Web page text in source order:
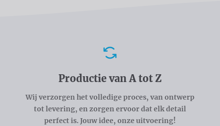
Productie van A tot Z
Wij verzorgen het volledige proces, van ontwerp
tot levering, en zorgen ervoor dat elk detail
perfect is. Jouw idee, onze uitvoering!